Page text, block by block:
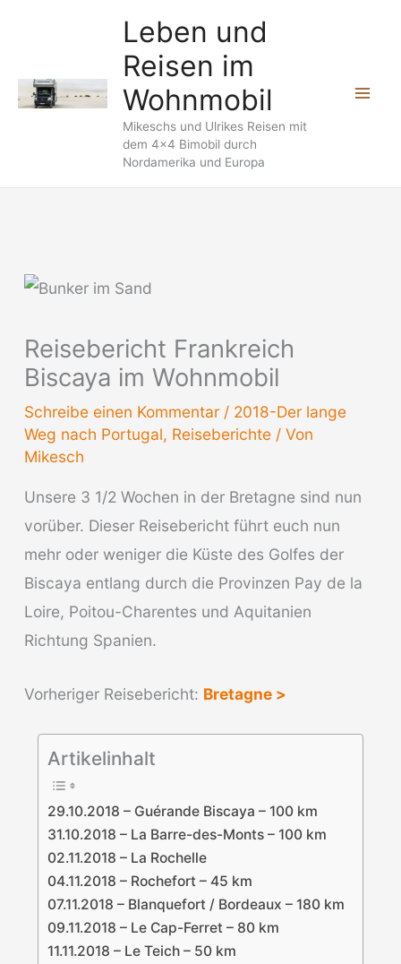
Leben und
Reisen im
Wohnmobil
Mikeschs und Ulrikes Reisen mit
dem 4x4 Bimobil durch
Nordamerika und Europa
Reisebericht Frankreich
Biscaya im Wohnmobil
Schreibe einen Kommentar / 2018-Der lange
Weg nach Portugal, Reiseberichte/ Von
Mikesch
Unsere 3 1/2 Wochen in der Bretagne sind nun
vorüber. Dieser Reisebericht führt euch nun
mehr oder weniger die Küste des Golfes der
Biscaya entlang durch die Provinzen Pay de la
Loire, Poitou-Charentes und Aquitanien
Richtung Spanien.
Vorheriger Reisebericht: Bretagne >
Artikelinhalt
29.10.2018 – Guérande Biscaya – 100 km
31.10.2018 – La Barre-des-Monts – 100 km
02.11.2018 – La Rochelle
04.11.2018 – Rochefort – 45 km
07.11.2018 – Blanquefort / Bordeaux – 180 km
09.11.2018 – Le Cap-Ferret – 80 km
11.11.2018 – Le Teich – 50 km